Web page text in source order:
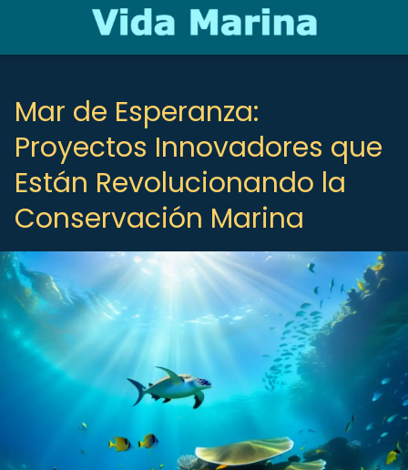
Mar de Esperanza:
Proyectos Innovadores que
Están Revolucionando la
Conservación Marina